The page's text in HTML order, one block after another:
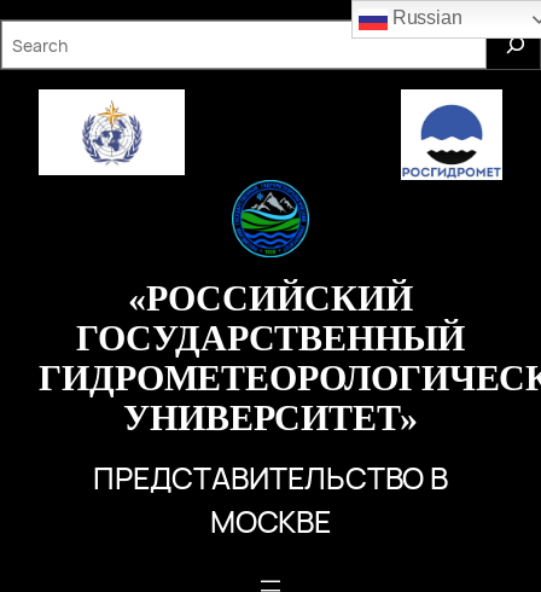
к
содержимому
S
r
«РОССИЙСКИЙ
ГОСУДАРСТВЕННЫЙ
УНИВЕРСИТЕТ»
ПРЕДСТАВИТЕЛЬСТВО В
МОСКВЕ
Russian